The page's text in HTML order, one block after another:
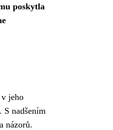
poskytla
jeho
S nadšením
názorů.